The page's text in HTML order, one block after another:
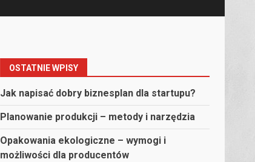
OSTATNIE WPISY
Jak napisać dobry biznesplan dla startupu?
Planowanie produkcji – metody i narzędzia
Opakowania ekologiczne – wymogi i
możliwości dla producentów